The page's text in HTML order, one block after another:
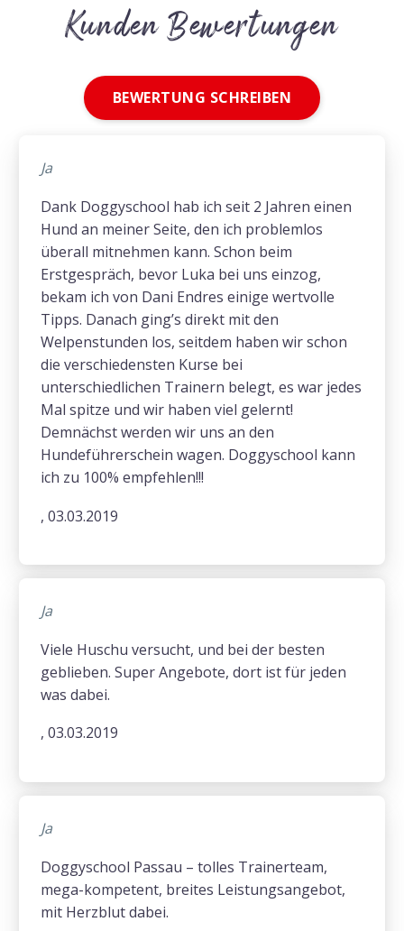
Kunden Bewertungen
BEWERTUNG SCHREIBEN
Ja
Dank Doggyschool hab ich seit 2 Jahren einen
Hund an meiner Seite, den ich problemlos
überall mitnehmen kann. Schon beim
Erstgespräch, bevor Luka bei uns einzog,
bekam ich von Dani Endres einige wertvolle
Tipps. Danach ging’s direkt mit den
Welpenstunden los, seitdem haben wir schon
die verschiedensten Kurse bei
unterschiedlichen Trainern belegt, es war jedes
Mal spitze und wir haben viel gelernt!
Demnächst werden wir uns an den
Hundeführerschein wagen. Doggyschool kann
ich zu 100% empfehlen!!!
, 03.03.2019
Ja
Viele Huschu versucht, und bei der besten
geblieben. Super Angebote, dort ist für jeden
was dabei.
, 03.03.2019
Ja
Doggyschool Passau – tolles Trainerteam,
mega-kompetent, breites Leistungsangebot,
mit Herzblut dabei.